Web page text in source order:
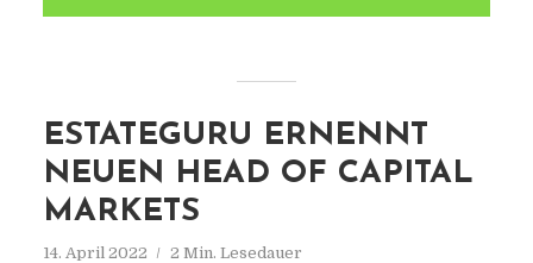
ESTATEGURU ERNENNT
NEUEN HEAD OF CAPITAL
MARKETS
14. April 2022 2 Min. Lesedauer